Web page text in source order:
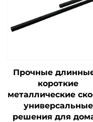
Прочные
короткие
металлические
универсальные
решения для